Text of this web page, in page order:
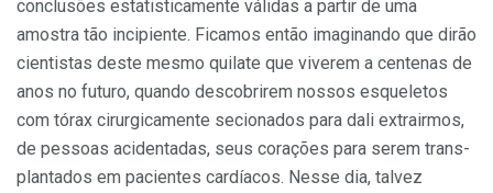
conclusões estatisticamente válidas a partir de uma
amostra tão incipiente. Ficamos en­tão imaginando que dirão
cientistas deste mesmo quilate que viverem a centenas de
anos no futuro, quando descobrirem nossos esqueletos
com tórax cirurgicamente secionados para dali extrairmos,
de pessoas acidenta­das, seus corações para serem trans­
plantados em pacientes cardíacos. Nesse dia, talvez